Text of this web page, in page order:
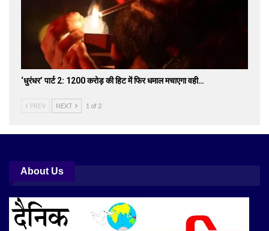
‘धुरंधर’ पार्ट 2: 1200 करोड़ की हिट में फिर धमाल मचाएगा वही…
PREV NEXT 1 of 2
About Us